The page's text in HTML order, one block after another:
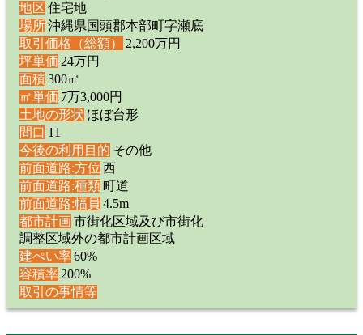
地区 住宅地
場所沖縄県国頭郡本部町字瀬底
取引価格（総額）
2,200万円
坪単価 24万円
面積300㎡
㎡単価 7万3,000円
土地の形状 ほぼ台形
間口 11
今後の利用目的 その他
前面道路:方位 西
前面道路:種類 町道
前面道路:幅員 4.5m
都市計画 市街化区域及び市街化
調整区域外の都市計画区域
建ぺい率60%
容積率200%
取引の事情等